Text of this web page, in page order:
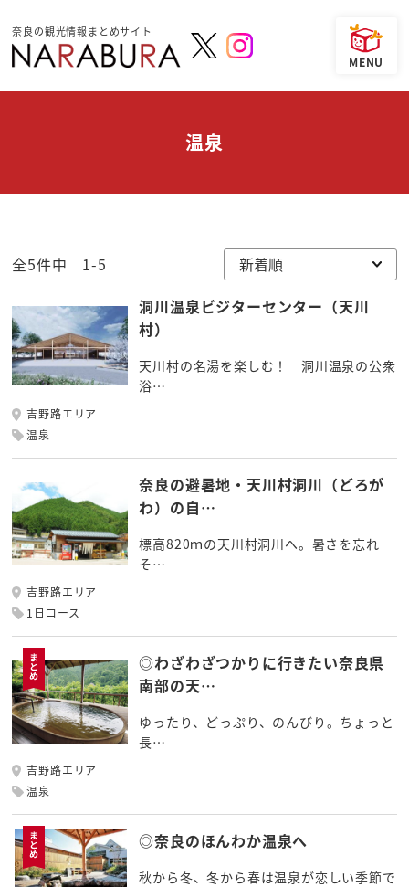
奈良の観光情報まとめサイト
温泉
全5件中 1-5
洞川温泉ビジターセンター（天川
村）
天川村の名湯を楽しむ！ 洞川温泉の公衆
浴…
吉野路エリア
温泉
奈良の避暑地・天川村洞川（どろが
わ）の自…
標高820ｍの天川村洞川へ。暑さを忘れ
そ…
吉野路エリア
1日コース
◎わざわざつかりに行きたい奈良県
南部の天…
ゆったり、どっぷり、のんびり。ちょっと
長…
吉野路エリア
温泉
◎奈良のほんわか温泉へ
秋から冬、冬から春は温泉が恋しい季節で